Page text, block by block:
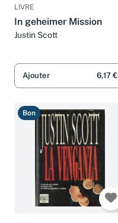
LIVRE
In geheimer Mission
Justin Scott
Ajouter 6,17 €
Bon